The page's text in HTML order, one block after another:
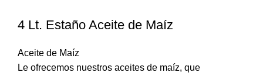
4 Lt. Estaño Aceite de Maíz
Aceite de Maíz
Le ofrecemos nuestros aceites de maíz, que